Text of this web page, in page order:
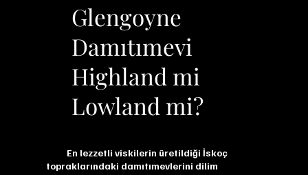
Glengoyne
Damıtımevi
Highland mi
Lowland mi?
En lezzetli viskilerin üretildiği İskoç
topraklarındaki damıtımevlerini dilim